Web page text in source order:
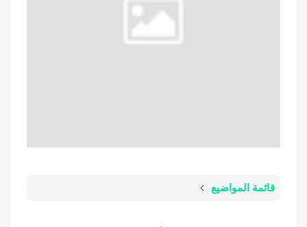
قائمة المواضيع